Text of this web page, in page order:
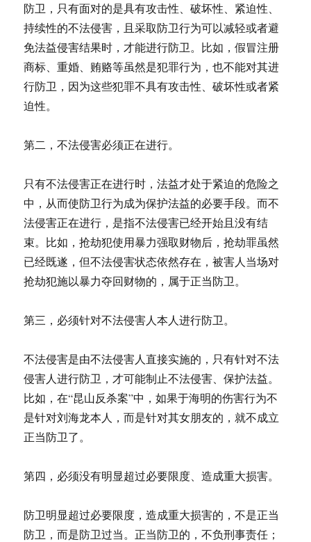
防卫，只有面对的是具有攻击性、破坏性、紧迫性、
持续性的不法侵害，且采取防卫行为可以减轻或者避
免法益侵害结果时，才能进行防卫。比如，假冒注册
商标、重婚、贿赂等虽然是犯罪行为，也不能对其进
行防卫，因为这些犯罪不具有攻击性、破坏性或者紧
迫性。
第二，不法侵害必须正在进行。
只有不法侵害正在进行时，法益才处于紧迫的危险之
中，从而使防卫行为成为保护法益的必要手段。而不
法侵害正在进行，是指不法侵害已经开始且没有结
束。比如，抢劫犯使用暴力强取财物后，抢劫罪虽然
已经既遂，但不法侵害状态依然存在，被害人当场对
抢劫犯施以暴力夺回财物的，属于正当防卫。
第三，必须针对不法侵害人本人进行防卫。
不法侵害是由不法侵害人直接实施的，只有针对不法
侵害人进行防卫，才可能制止不法侵害、保护法益。
比如，在“昆山反杀案”中，如果于海明的伤害行为不
是针对刘海龙本人，而是针对其女朋友的，就不成立
正当防卫了。
第四，必须没有明显超过必要限度、造成重大损害。
防卫明显超过必要限度，造成重大损害的，不是正当
防卫，而是防卫过当。正当防卫的，不负刑事责任；